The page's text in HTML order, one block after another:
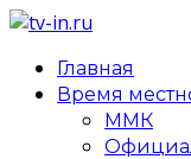
Главная
Время
ММК